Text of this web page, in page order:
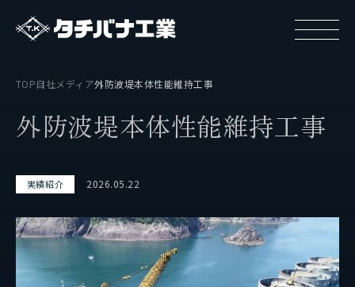
タチバナ工業について
基本方針と基本戦略
タチバナ工業の強み
TOP自社メディア外防波堤本体性能維持工事
外防波堤本体性能維持工事
実績紹介 2026.05.22